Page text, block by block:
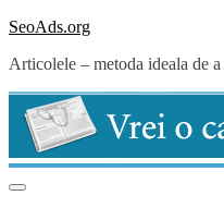
Skip
content
SeoAds.org
Articolele – metoda ideala de